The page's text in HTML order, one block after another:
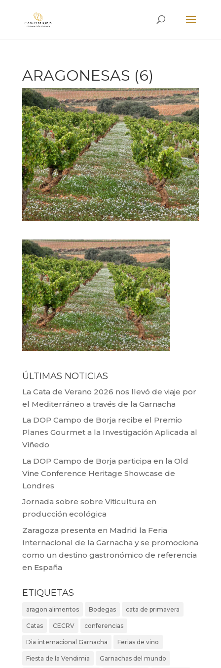
ARAGONESAS (6)
ÚLTIMAS NOTICIAS
La Cata de Verano 2026 nos llevó de viaje por
el Mediterráneo a través de la Garnacha
La DOP Campo de Borja recibe el Premio
Planes Gourmet a la Investigación Aplicada al
Viñedo
La DOP Campo de Borja participa en la Old
Vine Conference Heritage Showcase de
Londres
Jornada sobre sobre Viticultura en
producción ecológica
Zaragoza presenta en Madrid la Feria
Internacional de la Garnacha y se promociona
como un destino gastronómico de referencia
en España
ETIQUETAS
aragon alimentos Bodegas cata de primavera
Catas CECRV conferencias
Dia internacional Garnacha Ferias de vino
Fiesta de la Vendimia Garnachas del mundo